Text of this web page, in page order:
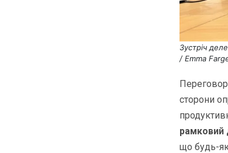
Зустріч
/ Emma
сторони
що будь-